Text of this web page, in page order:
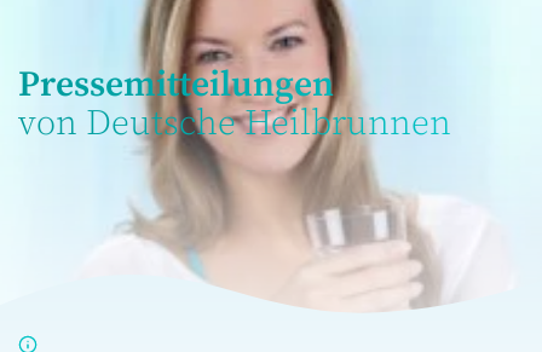
Pressemitteilungen
von Deutsche Heilbrunnen